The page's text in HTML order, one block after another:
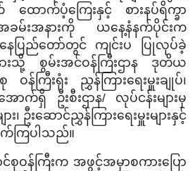
ောက်ပံ့ကြေးနှင့် စားနပ်ရိက္ခာ
ခမ်းအနားကို ယနေ့နံနက်ပိုင်းက
နေပြည်တော်တွင် ကျင်းပ ပြုလုပ်ခဲ့
းသို့ စွမ်းအင်ဝန်ကြီးဌာန ဒုတိယ
ဝန်ကြီးရုံး ညွှန်ကြားရေးမှူးချုပ်၊
ောက်ရှိ ဦးစီးဌာန/ လုပ်ငန်းများမှ
း၊ ဦးဆောင်ညွှန်ကြားရေးမှူးများနှင့်
က်ကြပါသည်။
စုဝန်ကြီးက အဖွင့်အမှာစကားပြော